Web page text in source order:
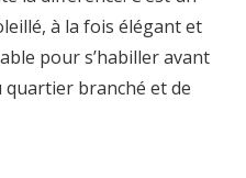
à la fois élégant et
pour s’habiller avant
branché et de